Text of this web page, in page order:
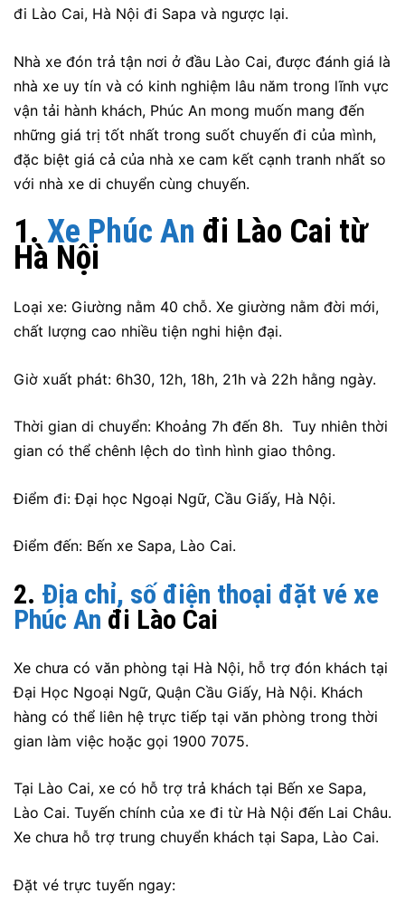
đi Lào Cai, Hà Nội đi Sapa và ngược lại.
Nhà xe đón trả tận nơi ở đầu Lào Cai, được đánh giá là
nhà xe uy tín và có kinh nghiệm lâu năm trong lĩnh vực
vận tải hành khách, Phúc An mong muốn mang đến
những giá trị tốt nhất trong suốt chuyến đi của mình,
đặc biệt giá cả của nhà xe cam kết cạnh tranh nhất so
với nhà xe di chuyển cùng chuyến.
1. Xe Phúc An đi Lào Cai từ
Hà Nội
Loại xe: Giường nằm 40 chỗ. Xe giường nằm đời mới,
chất lượng cao nhiều tiện nghi hiện đại.
Giờ xuất phát: 6h30, 12h, 18h, 21h và 22h hằng ngày.
Thời gian di chuyển: Khoảng 7h đến 8h. Tuy nhiên thời
gian có thể chênh lệch do tình hình giao thông.
Điểm đi: Đại học Ngoại Ngữ, Cầu Giấy, Hà Nội.
Điểm đến: Bến xe Sapa, Lào Cai.
2. Địa chỉ, số điện thoại đặt vé xe
Phúc An đi Lào Cai
Xe chưa có văn phòng tại Hà Nội, hỗ trợ đón khách tại
Đại Học Ngoại Ngữ, Quận Cầu Giấy, Hà Nội. Khách
hàng có thể liên hệ trực tiếp tại văn phòng trong thời
gian làm việc hoặc gọi 1900 7075.
Tại Lào Cai, xe có hỗ trợ trả khách tại Bến xe Sapa,
Lào Cai. Tuyến chính của xe đi từ Hà Nội đến Lai Châu.
Xe chưa hỗ trợ trung chuyển khách tại Sapa, Lào Cai.
Đặt vé trực tuyến ngay: